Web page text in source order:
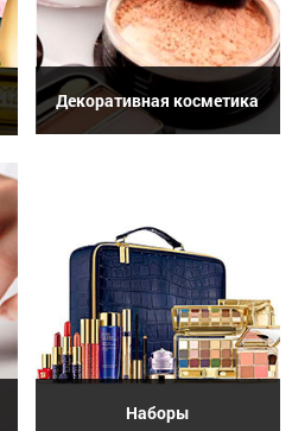
Декоративная косметика
Наборы